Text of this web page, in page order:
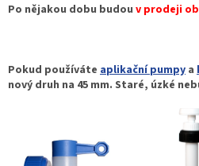
Po nějakou dobu budou v prodeji
Pokud používáte aplikační pumpy a
nový druh na 45 mm. Staré, úzké